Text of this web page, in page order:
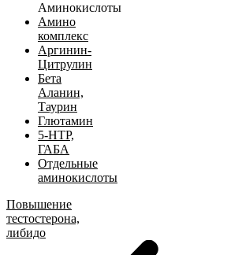
Аминокислоты
Амино
комплекс
Аргинин-
Цитрулин
Бета
Аланин,
Таурин
Глютамин
5-HTP,
ГАБА
Отдельные
аминокислоты
Повышение
тестостерона,
либидо